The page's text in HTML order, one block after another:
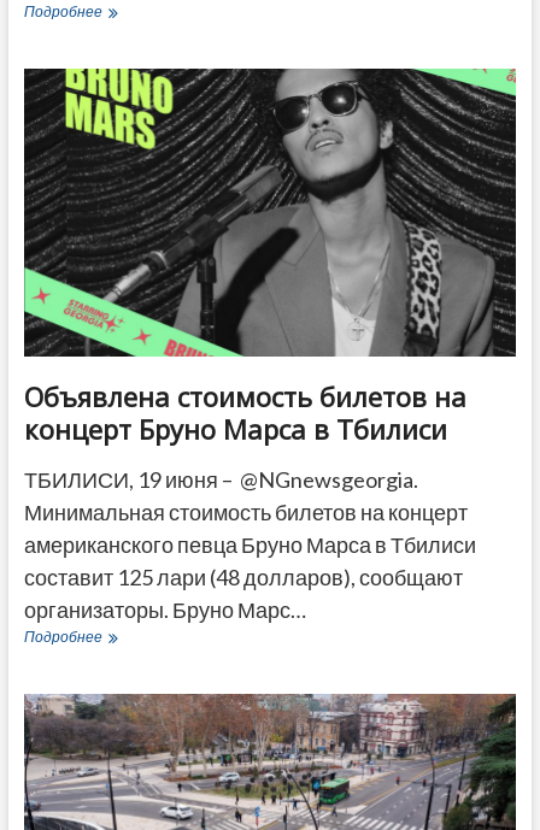
ПодробнееТурция,
стали
главными
торговыми
партнерами
Грузии
в
январе-
мае
Объявлена стоимость билетов на
концерт Бруно Марса в Тбилиси
ТБИЛИСИ, 19 июня – @NGnewsgeorgia.
Минимальная стоимость билетов на концерт
американского певца Бруно Марса в Тбилиси
составит 125 лари (48 долларов), сообщают
организаторы. Бруно Марс…
ПодробнееОбъявлена
на
концерт
Бруно
Марса
в
Тбилиси